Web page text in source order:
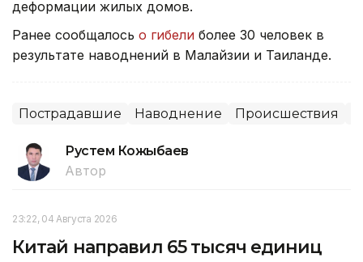
деформации жилых домов.
Ранее сообщалось о гибели более 30 человек в
результате наводнений в Малайзии и Таиланде.
Пострадавшие Наводнение Происшествия
Рустем Кожыбаев
Автор
23:22, 04 Августа 2026
Китай направил 65 тысяч единиц